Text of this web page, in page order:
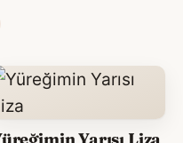
Yarısı Liza